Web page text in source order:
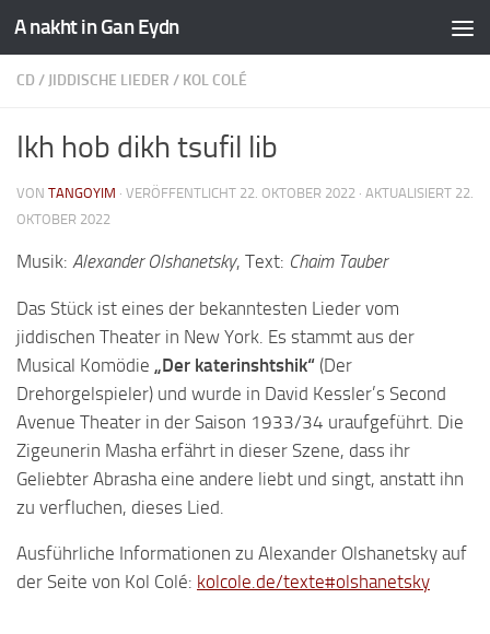
A nakht in Gan Eydn
CD / JIDDISCHE LIEDER / KOL COLÉ
Ikh hob dikh tsufil lib
VON TANGOYIM · VERÖFFENTLICHT 22. OKTOBER 2022 · AKTUALISIERT 22.
OKTOBER 2022
Musik: Alexander Olshanetsky, Text: Chaim Tauber
Das Stück ist eines der bekanntesten Lieder vom
jiddischen Theater in New York. Es stammt aus der
Musical Komödie „Der katerinshtshik“ (Der
Drehorgelspieler) und wurde in David Kessler’s Second
Avenue Theater in der Saison 1933/34 uraufgeführt. Die
Zigeunerin Masha erfährt in dieser Szene, dass ihr
Geliebter Abrasha eine andere liebt und singt, anstatt ihn
zu verfluchen, dieses Lied.
Ausführliche Informationen zu Alexander Olshanetsky auf
der Seite von Kol Colé: kolcole.de/texte#olshanetsky